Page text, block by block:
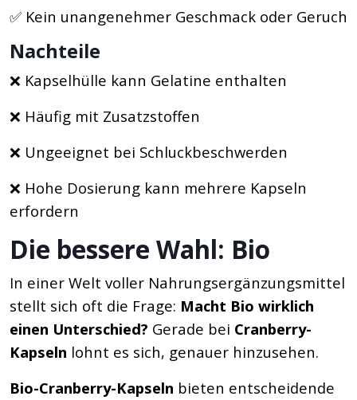
✅ Kein unangenehmer Geschmack oder Geruch
Nachteile
❌ Kapselhülle kann Gelatine enthalten
❌ Häufig mit Zusatzstoffen
❌ Ungeeignet bei Schluckbeschwerden
❌ Hohe Dosierung kann mehrere Kapseln
erfordern
Die bessere Wahl: Bio
In einer Welt voller Nahrungsergänzungsmittel
stellt sich oft die Frage: Macht Bio wirklich
einen Unterschied? Gerade bei Cranberry-
Kapseln lohnt es sich, genauer hinzusehen.
Bio-Cranberry-Kapseln bieten entscheidende